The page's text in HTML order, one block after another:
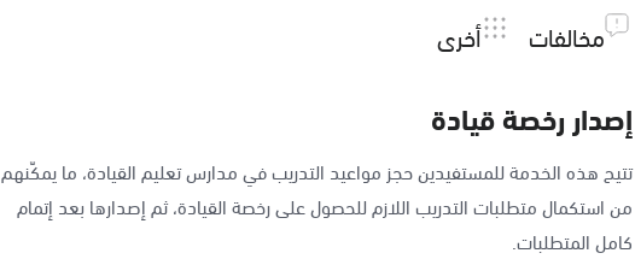
مخالفات أخرى
إصدار رخصة قيادة
تتيح هذه الخدمة للمستفيدين حجز مواعيد التدريب في مدارس تعليم القيادة، ما يمكّنهم
من استكمال متطلبات التدريب اللازم للحصول على رخصة القيادة، ثم إصدارها بعد إتمام
كامل المتطلبات.